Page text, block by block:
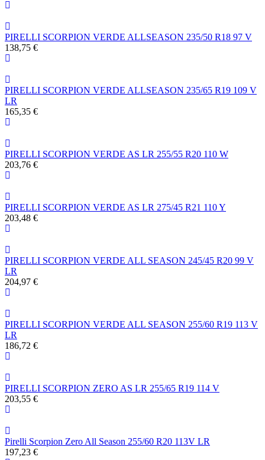
PIRELLI SCORPION VERDE ALLSEASON 235/50 R18 97 V
138,75 €
PIRELLI SCORPION VERDE ALLSEASON 235/65 R19 109 V
LR
165,35 €
PIRELLI SCORPION VERDE AS LR 255/55 R20 110 W
203,76 €
PIRELLI SCORPION VERDE AS LR 275/45 R21 110 Y
203,48 €
PIRELLI SCORPION VERDE ALL SEASON 245/45 R20 99 V
LR
204,97 €
PIRELLI SCORPION VERDE ALL SEASON 255/60 R19 113 V
LR
186,72 €
PIRELLI SCORPION ZERO AS LR 255/65 R19 114 V
203,55 €
Pirelli Scorpion Zero All Season 255/60 R20 113V LR
197,23 €